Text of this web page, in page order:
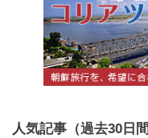
人気記事（過去30日間